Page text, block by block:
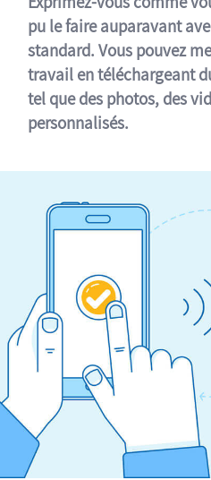
pu le faire auparavant
standard. Vous pouvez
travail en téléchargeant
tel que des photos, des
personnalisés.